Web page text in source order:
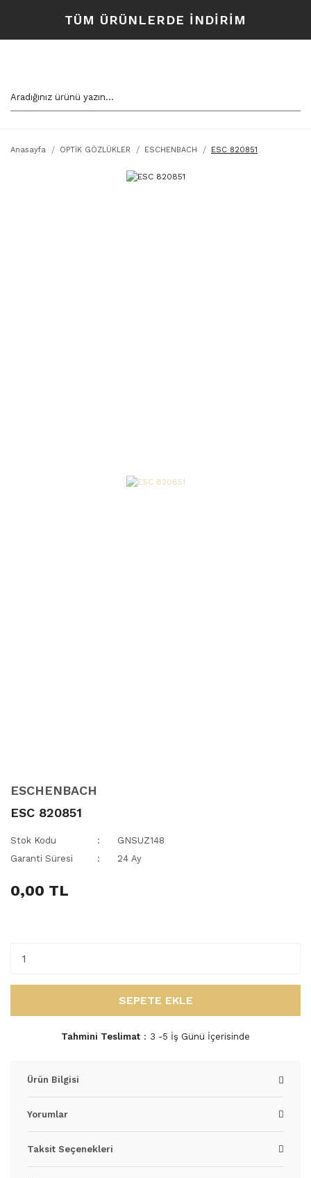
TÜM ÜRÜNLERDE İNDİRİM
Anasayfa OPTİK GÖZLÜKLER ESCHENBACH ESC 820851
ESCHENBACH
ESC 820851
Stok Kodu
GNSUZ148
Garanti Süresi
24 Ay
0,00 TL
SEPETE EKLE
Tahmini Teslimat 3 -5 İş Günü İçerisinde
Ürün Bilgisi
Yorumlar
Taksit Seçenekleri